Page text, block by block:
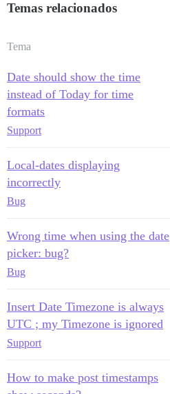
Temas relacionados
Tema
Date should show the time
instead of Today for time
formats
Support
Local-dates displaying
incorrectly
Bug
Wrong time when using the date
picker: bug?
Bug
Insert Date Timezone is always
UTC ; my Timezone is ignored
Support
How to make post timestamps